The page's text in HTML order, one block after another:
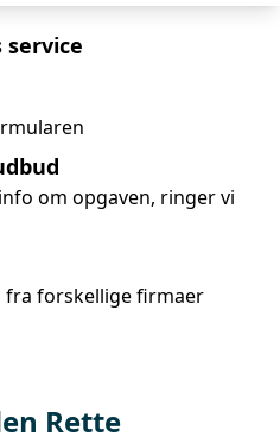
service
om opgaven, ringer vi
forskellige firmaer
Rette